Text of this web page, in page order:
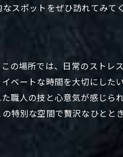
スポットをぜひ訪れてみて
の場所では、日常のストレ
ベートな時間を大切にした
職人の技と心意気が感じら
特別な空間で贅沢なひとと